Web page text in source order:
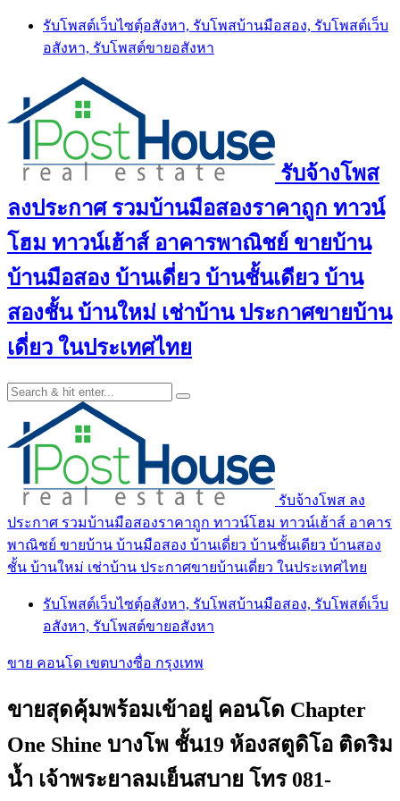
Skip
content
รับโพสต์เว็บไซตฺ์อสังหา, รับโพสบ้านมือสอง, รับโพสต์เว็บ
อสังหา, รับโพสต์ขายอสังหา
รับจ้างโพส
ลงประกาศ รวมบ้านมือสองราคาถูก ทาวน์
โฮม ทาวน์เฮ้าส์ อาคารพาณิชย์ ขายบ้าน
บ้านมือสอง บ้านเดี่ยว บ้านชั้นเดียว บ้าน
สองชั้น บ้านใหม่ เช่าบ้าน ประกาศขายบ้าน
เดี่ยว ในประเทศไทย
รับจ้างโพส ลง
ประกาศ รวมบ้านมือสองราคาถูก ทาวน์โฮม ทาวน์เฮ้าส์ อาคาร
พาณิชย์ ขายบ้าน บ้านมือสอง บ้านเดี่ยว บ้านชั้นเดียว บ้านสอง
ชั้น บ้านใหม่ เช่าบ้าน ประกาศขายบ้านเดี่ยว ในประเทศไทย
รับโพสต์เว็บไซตฺ์อสังหา, รับโพสบ้านมือสอง, รับโพสต์เว็บ
อสังหา, รับโพสต์ขายอสังหา
ขาย คอนโด เขตบางซื่อ กรุงเทพ
ขายสุดคุ้มพร้อมเข้าอยู่ คอนโด Chapter
One Shine บางโพ ชั้น19 ห้องสตูดิโอ ติดริม
น้ำ เจ้าพระยาลมเย็นสบาย โทร 081-